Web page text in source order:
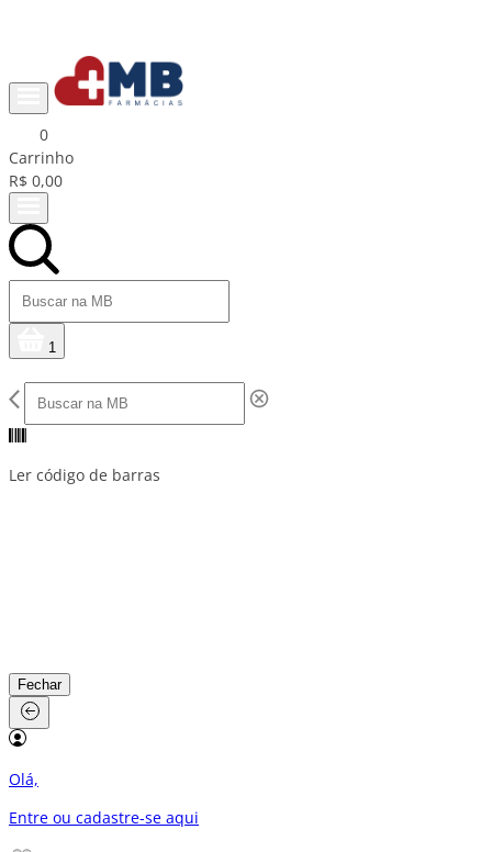
0
Carrinho
R$ 0,00
1
Ler código de barras
Fechar
Olá,
Entre ou cadastre-se aqui